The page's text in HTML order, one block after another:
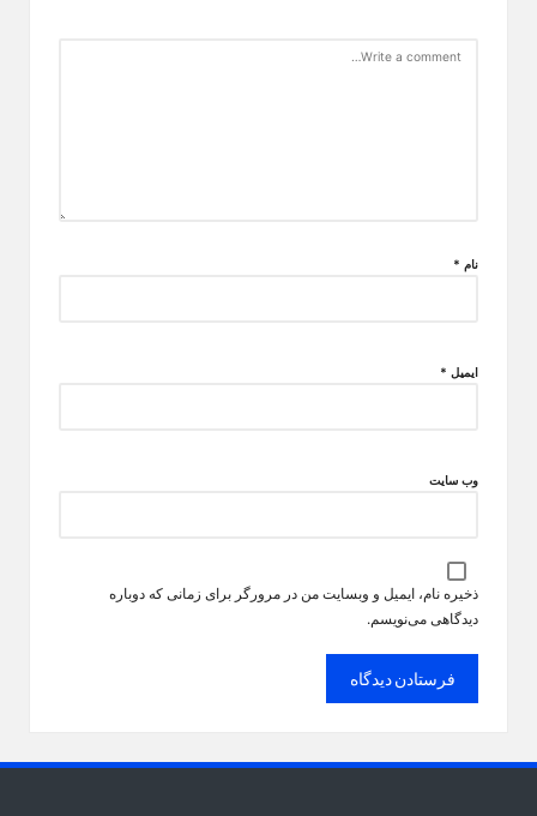
نام *
ایمیل *
وب‌ سایت
ذخیره نام، ایمیل و وبسایت من در مرورگر برای زمانی که دوباره
دیدگاهی می‌نویسم.